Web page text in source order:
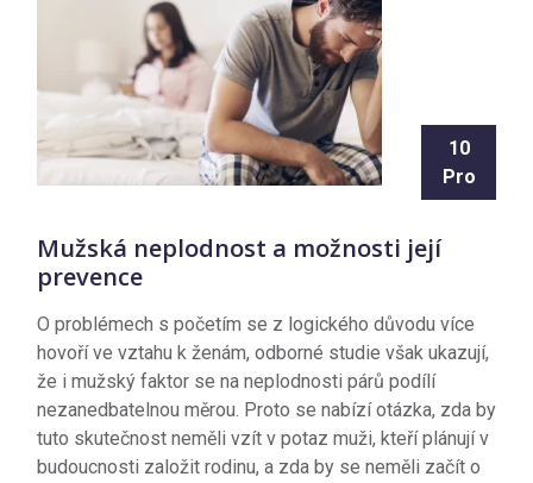
10
Pro
Mužská neplodnost a možnosti její
prevence
O problémech s početím se z logického důvodu více
hovoří ve vztahu k ženám, odborné studie však ukazují,
že i mužský faktor se na neplodnosti párů podílí
nezanedbatelnou měrou. Proto se nabízí otázka, zda by
tuto skutečnost neměli vzít v potaz muži, kteří plánují v
budoucnosti založit rodinu, a zda by se neměli začít o